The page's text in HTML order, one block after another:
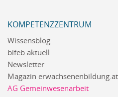
KOMPETENZZENTRUM
Wissensblog
bifeb aktuell
Newsletter
Magazin erwachsenenbildung.at
AG Gemeinwesenarbeit